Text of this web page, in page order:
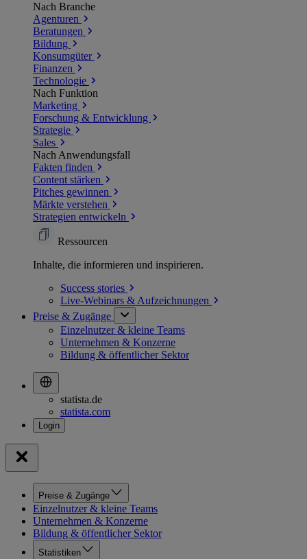
Nach Branche
Agenturen
Beratungen
Bildung
Konsumgüter
Finanzen
Technologie
Nach Funktion
Marketing
Forschung & Entwicklung
Strategie
Sales
Nach Anwendungsfall
Fakten finden
Content stärken
Pitches gewinnen
Märkte verstehen
Strategien entwickeln
Ressourcen
Inhalte, die informieren und inspirieren.
Success stories
Live-Webinars & Aufzeichnungen
Preise & Zugänge
Einzelnutzer & kleine Teams
Unternehmen & Konzerne
Bildung & öffentlicher Sektor
statista.de
statista.com
Preise & Zugänge
Einzelnutzer & kleine Teams
Unternehmen & Konzerne
Bildung & öffentlicher Sektor
Statistiken